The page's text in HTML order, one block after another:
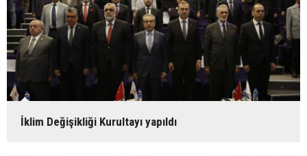
İklim Değişikliği Kurultayı yapıldı